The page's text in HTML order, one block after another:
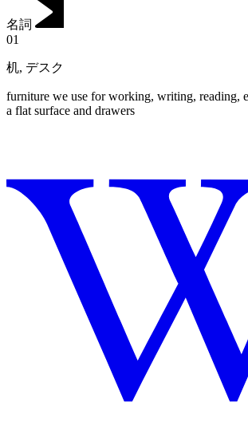
名詞
01
机, デスク
furniture we use for working, writing, reading,
a flat surface and drawers